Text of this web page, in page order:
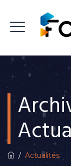
/ Actualités